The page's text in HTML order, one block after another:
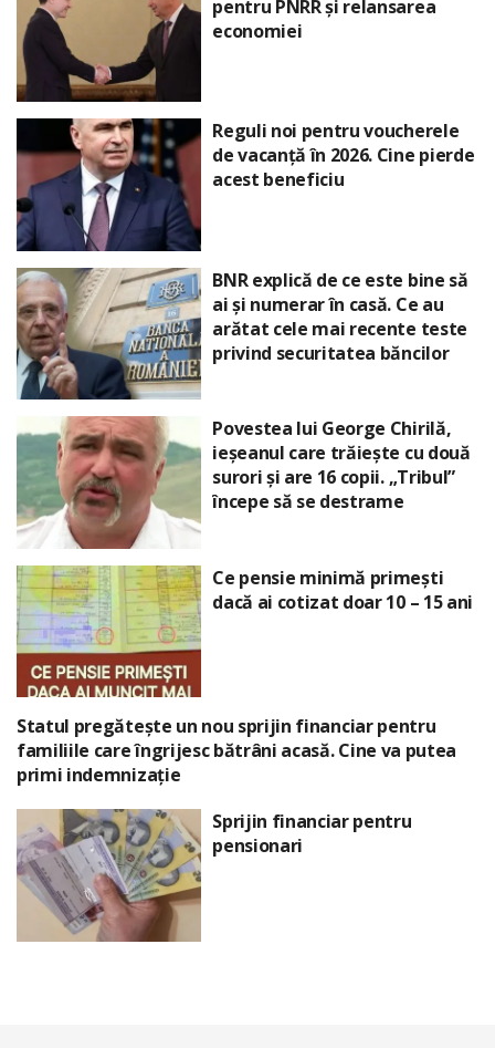
pentru PNRR și relansarea
economiei
Reguli noi pentru voucherele
de vacanță în 2026. Cine pierde
acest beneficiu
BNR explică de ce este bine să
ai și numerar în casă. Ce au
arătat cele mai recente teste
privind securitatea băncilor
Povestea lui George Chirilă,
ieșeanul care trăiește cu două
surori și are 16 copii. „Tribul”
începe să se destrame
Ce pensie minimă primești
dacă ai cotizat doar 10 – 15 ani
Statul pregătește un nou sprijin financiar pentru
familiile care îngrijesc bătrâni acasă. Cine va putea
primi indemnizație
Sprijin financiar pentru
pensionari